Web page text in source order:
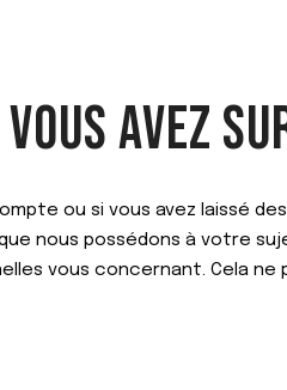
AVEZ
ou si vous avez laissé
nous possédons à votre
vous concernant. Cela